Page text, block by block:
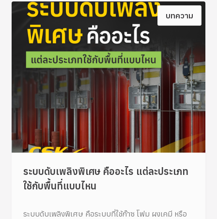
บทความ
ระบบดับเพลิงพิเศษ คืออะไร แต่ละประเภท
ใช้กับพื้นที่แบบไหน
ระบบดับเพลิงพิเศษ คือระบบที่ใช้ก๊าซ โฟม ผงเคมี หรือ